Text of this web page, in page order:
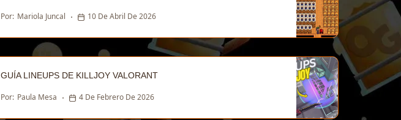
Por: Mariola Juncal 10 De Abril De 2026
GUÍA LINEUPS DE KILLJOY VALORANT
Por: Paula Mesa 4 De Febrero De 2026